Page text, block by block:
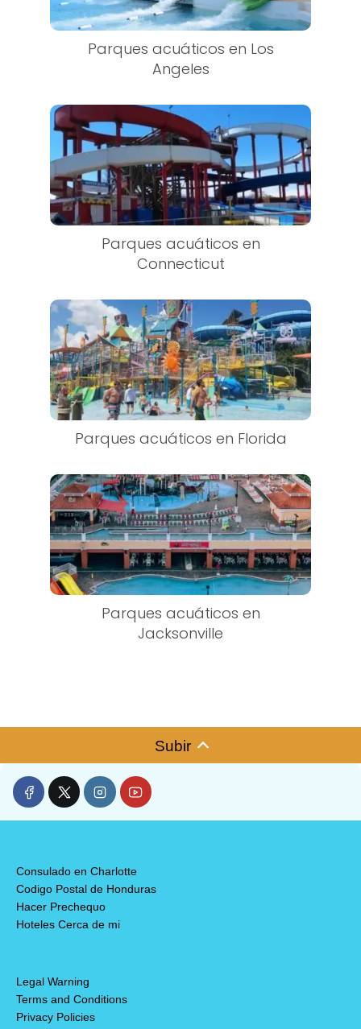
Parques acuáticos en Los
Angeles
Parques acuáticos en
Connecticut
Parques acuáticos en Florida
Parques acuáticos en
Jacksonville
Subir
Consulado en Charlotte
Codigo Postal de Honduras
Hacer Prechequo
Hoteles Cerca de mi
Legal Warning
Terms and Conditions
Privacy Policies